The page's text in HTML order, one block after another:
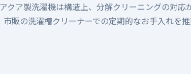
アクア製洗濯機は構造上、分解クリーニングの対応
市販の洗濯槽クリーナーでの定期的なお手入れを推